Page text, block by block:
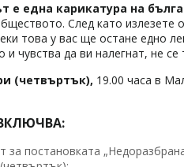
е една карикатура на
След като излезете
това у вас ще остане едно
и чувства да ви налегнат, не
(четвъртък), 19.00 часа в
за постановката